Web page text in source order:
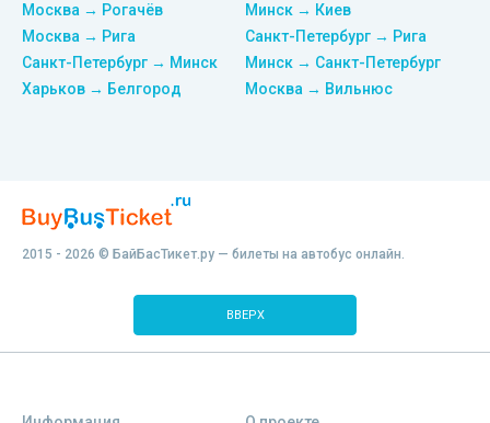
Москва → Рогачёв
Москва → Рига
Санкт-Петербург → Минск
Харьков → Белгород
Минск → Киев
Санкт-Петербург → Рига
Минск → Санкт-Петербург
Москва → Вильнюс
2015 - 2026 © БайБасТикет.ру — билеты на автобус онлайн.
ВВЕРХ